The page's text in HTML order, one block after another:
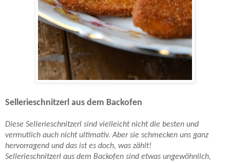
Sellerieschnitzerl aus dem Backofen
Diese Sellerieschnitzerl sind vielleicht nicht die besten und
vermutlich auch nicht ultimativ. Aber sie schmecken uns ganz
hervorragend und das ist es doch, was zählt!
Sellerieschnitzerl aus dem Backofen sind etwas ungewöhnlich,